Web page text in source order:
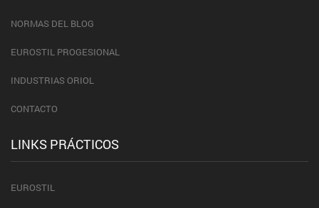
NORMAS DEL BLOG
EUROSTIL PROGESIONAL
INDUSTRIAS ORIOL
CONTACTO
LINKS PRÁCTICOS
EUROSTIL